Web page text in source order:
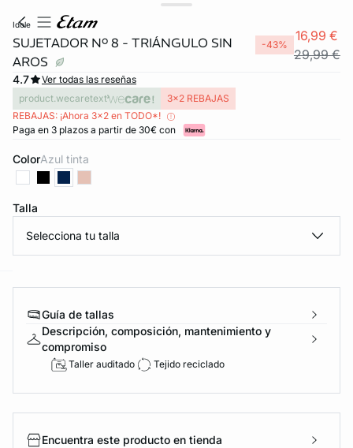
idole
SUJETADOR Nº 8 - TRIÁNGULO SIN
AROS
-43%
16,99 €
29,99 €
4.7
Ver todas las reseñas
product.wecaretext
3x2 REBAJAS
REBAJAS: ¡Ahora 3x2 en TODO*!
Paga en 3 plazos a partir de 30€ con
Color azul tinta
Talla
Selecciona tu talla
Guía de tallas
Descripción, composición, mantenimiento y
compromiso
Taller auditado Tejido reciclado
Encuentra este producto en tienda